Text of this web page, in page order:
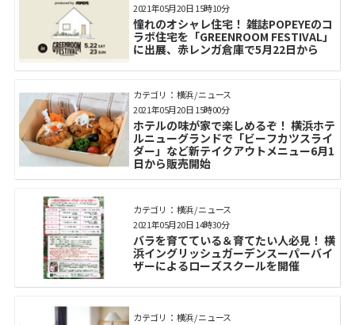
憧れのオシャレ住宅！ 雑誌POPEYEのコ
ラボ住宅を「GREENROOM FESTIVAL」
に出展、赤レンガ倉庫で5月22日から
2021年05月20日 15時10分
カテゴリ： 横浜 / ニュース
ホテルの味が家で楽しめるぞ！ 横浜ホテ
ルニューグランドで「ビーフカツスライ
ダー」など新テイクアウトメニュー6月1
日から販売開始
2021年05月20日 15時00分
カテゴリ： 横浜 / ニュース
バラを育てている＆育てたい人必見！ 横
浜イングリッシュガーデンスーパーバイ
ザーによるローズスクールを開催
2021年05月20日 14時30分
カテゴリ： 横浜 / ニュース